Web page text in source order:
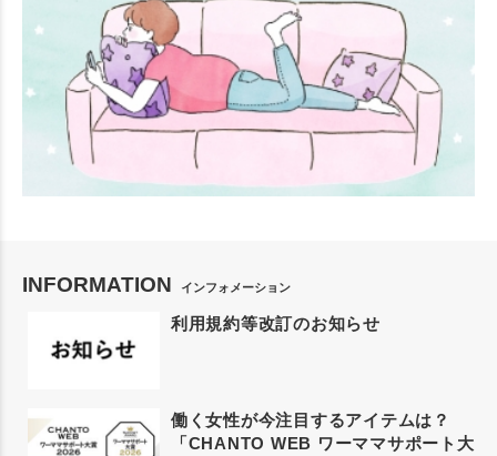
INFORMATION インフォメーション
利用規約等改訂のお知らせ
働く女性が今注目するアイテムは？
「CHANTO WEB ワーママサポート大